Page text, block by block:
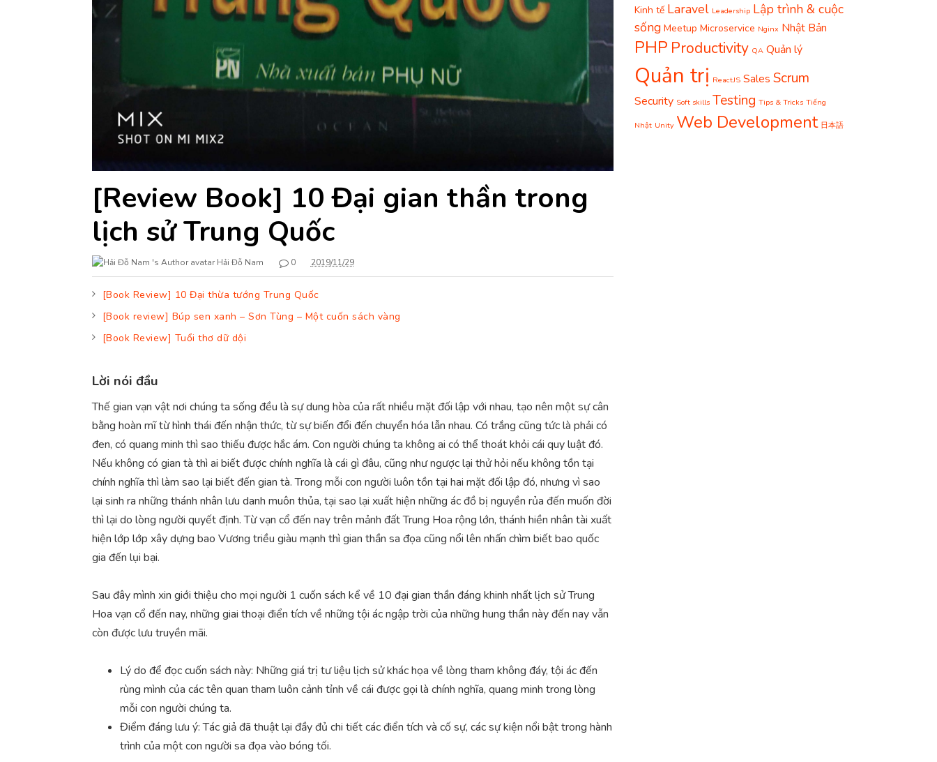
[Review Book] 10 Đại gian thần trong
lịch sử Trung Quốc
Hải Đỗ Nam 0 2019/11/29
[Book Review] 10 Đại thừa tướng Trung Quốc
[Book review] Búp sen xanh – Sơn Tùng – Một cuốn sách vàng
[Book Review] Tuổi thơ dữ dội
Lời nói đầu
Thế gian vạn vật nơi chúng ta sống đều là sự dung hòa của rất nhiều mặt đối lập với nhau, tạo nên một sự cân
bằng hoàn mĩ từ hình thái đến nhận thức, từ sự biến đổi đến chuyển hóa lẫn nhau. Có trắng cũng tức là phải có
đen, có quang minh thì sao thiếu được hắc ám. Con người chúng ta không ai có thể thoát khỏi cái quy luật đó.
Nếu không có gian tà thì ai biết được chính nghĩa là cái gì đâu, cũng như ngược lại thử hỏi nếu không tồn tại
chính nghĩa thì làm sao lại biết đến gian tà. Trong mỗi con người luôn tồn tại hai mặt đối lập đó, nhưng vì sao
lại sinh ra những thánh nhân lưu danh muôn thủa, tại sao lại xuất hiện những ác đồ bị nguyền rủa đến muốn đời
thì lại do lòng người quyết định. Từ vạn cổ đến nay trên mảnh đất Trung Hoa rộng lớn, thánh hiền nhân tài xuất
hiện lớp lớp xây dựng bao Vương triều giàu mạnh thì gian thần sa đọa cũng nổi lên nhấn chìm biết bao quốc
gia đến lụi bại.
Sau đây mình xin giới thiệu cho mọi người 1 cuốn sách kể về 10 đại gian thần đáng khinh nhất lịch sử Trung
Hoa vạn cổ đến nay, những giai thoại điển tích về những tội ác ngập trời của những hung thần này đến nay vẫn
còn được lưu truyền mãi.
Lý do để đọc cuốn sách này: Những giá trị tư liệu lịch sử khác họa về lòng tham không đáy, tội ác đến
rùng mình của các tên quan tham luôn cảnh tỉnh về cái được gọi là chính nghĩa, quang minh trong lòng
mỗi con người chúng ta.
Điểm đáng lưu ý: Tác giả đã thuật lại đầy đủ chi tiết các điển tích và cố sự, các sự kiện nổi bật trong hành
trình của một con người sa đọa vào bóng tối.
Kinh tế Laravel Leadership Lập trình & cuộc
sống Meetup Microservice Nginx Nhật Bản
PHP Productivity QA Quản lý
Quản trị ReactJS Sales Scrum
Security Soft skills Testing Tips & Tricks Tiếng
Nhật Unity Web Development 日本語